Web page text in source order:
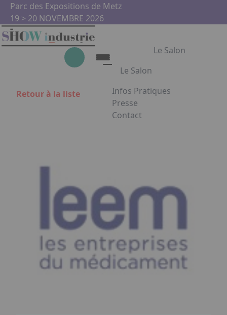
Aller au contenu principal
Parc des Expositions de Metz
19 > 20 NOVEMBRE 2026
Le Salon
Le Salon
Le Salon
Show Industrie
Infos Pratiques
Presse
Contact
Retour à la liste
Panneau de gestion des cookies